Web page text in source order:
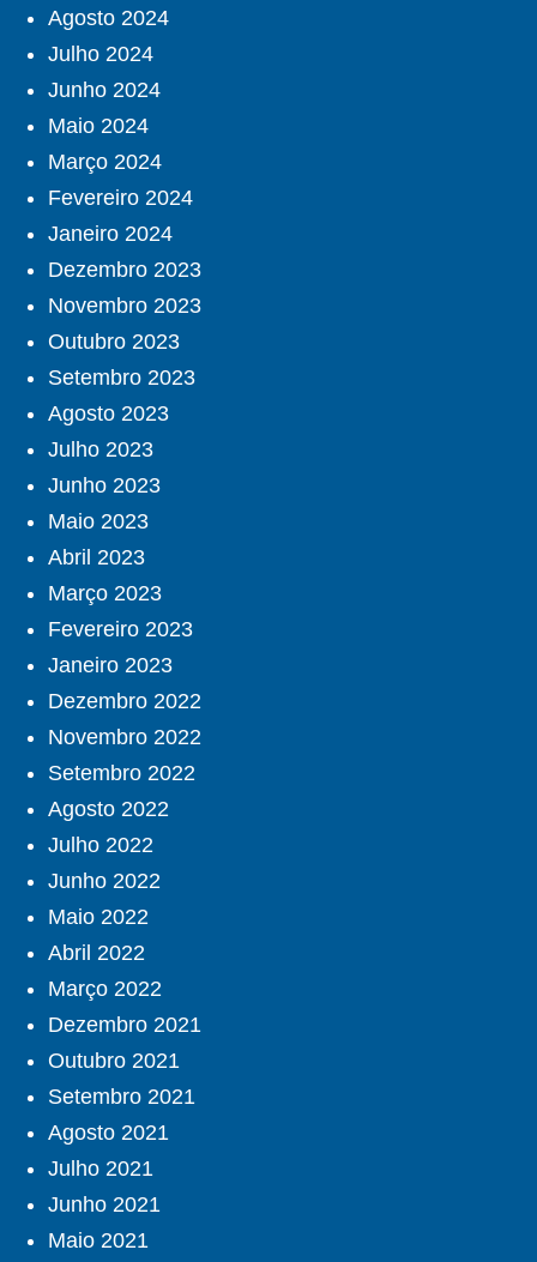
Agosto 2024
Julho 2024
Junho 2024
Maio 2024
Março 2024
Fevereiro 2024
Janeiro 2024
Dezembro 2023
Novembro 2023
Outubro 2023
Setembro 2023
Agosto 2023
Julho 2023
Junho 2023
Maio 2023
Abril 2023
Março 2023
Fevereiro 2023
Janeiro 2023
Dezembro 2022
Novembro 2022
Setembro 2022
Agosto 2022
Julho 2022
Junho 2022
Maio 2022
Abril 2022
Março 2022
Dezembro 2021
Outubro 2021
Setembro 2021
Agosto 2021
Julho 2021
Junho 2021
Maio 2021